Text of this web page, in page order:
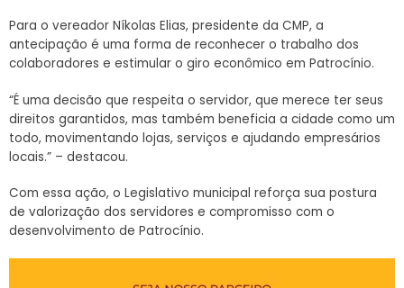
Para o vereador Níkolas Elias, presidente da CMP, a
antecipação é uma forma de reconhecer o trabalho dos
colaboradores e estimular o giro econômico em Patrocínio.
“É uma decisão que respeita o servidor, que merece ter seus
direitos garantidos, mas também beneficia a cidade como um
todo, movimentando lojas, serviços e ajudando empresários
locais.” – destacou.
Com essa ação, o Legislativo municipal reforça sua postura
de valorização dos servidores e compromisso com o
desenvolvimento de Patrocínio.